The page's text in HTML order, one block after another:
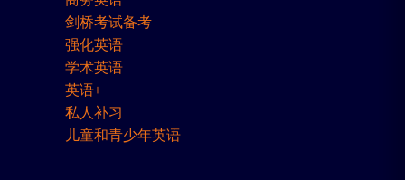
剑桥考试备考
强化英语
学术英语
英语+
私人补习
儿童和青少年英语